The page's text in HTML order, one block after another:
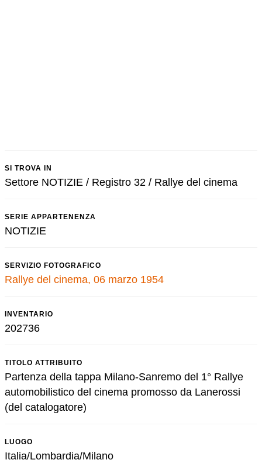
SI TROVA IN
Settore NOTIZIE / Registro 32 / Rallye del cinema
SERIE APPARTENENZA
NOTIZIE
SERVIZIO FOTOGRAFICO
Rallye del cinema, 06 marzo 1954
INVENTARIO
202736
TITOLO ATTRIBUITO
Partenza della tappa Milano-Sanremo del 1° Rallye
automobilistico del cinema promosso da Lanerossi
(del catalogatore)
LUOGO
Italia/Lombardia/Milano